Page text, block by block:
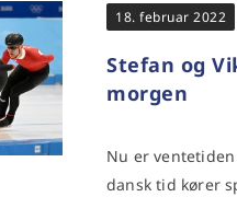
18. februar 2022
Stefan og
morgen
Nu er
dansk tid kører